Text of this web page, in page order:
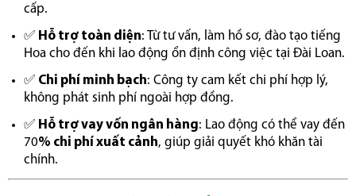
cấp.
✅ Hỗ trợ toàn diện: Từ tư vấn, làm hồ sơ, đào tạo tiếng
Hoa cho đến khi lao động ổn định công việc tại Đài Loan.
✅ Chi phí minh bạch: Công ty cam kết chi phí hợp lý,
không phát sinh phí ngoài hợp đồng.
✅ Hỗ trợ vay vốn ngân hàng: Lao động có thể vay đến
70% chi phí xuất cảnh, giúp giải quyết khó khăn tài
chính.